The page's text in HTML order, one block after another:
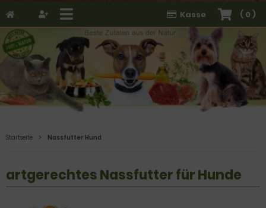
( 0 )
Kasse
Startseite Nassfutter Hund
artgerechtes Nassfutter für Hunde